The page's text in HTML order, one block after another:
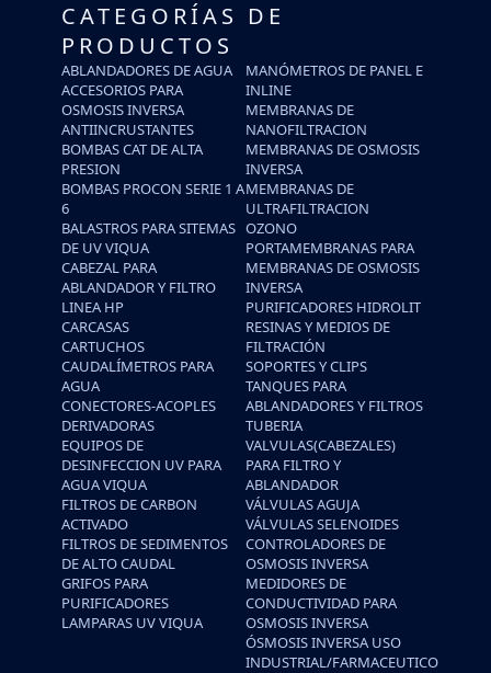
CATEGORÍAS DE
PRODUCTOS
ABLANDADORES DE AGUA
ACCESORIOS PARA
OSMOSIS INVERSA
ANTIINCRUSTANTES
BOMBAS CAT DE ALTA
PRESION
BOMBAS PROCON SERIE 1 A
6
BALASTROS PARA SITEMAS
DE UV VIQUA
CABEZAL PARA
ABLANDADOR Y FILTRO
LINEA HP
CARCASAS
CARTUCHOS
CAUDALÍMETROS PARA
AGUA
CONECTORES-ACOPLES
DERIVADORAS
EQUIPOS DE
DESINFECCION UV PARA
AGUA VIQUA
FILTROS DE CARBON
ACTIVADO
FILTROS DE SEDIMENTOS
DE ALTO CAUDAL
GRIFOS PARA
PURIFICADORES
LAMPARAS UV VIQUA
MANÓMETROS DE PANEL E
INLINE
MEMBRANAS DE
NANOFILTRACION
MEMBRANAS DE OSMOSIS
INVERSA
MEMBRANAS DE
ULTRAFILTRACION
OZONO
PORTAMEMBRANAS PARA
MEMBRANAS DE OSMOSIS
INVERSA
PURIFICADORES HIDROLIT
RESINAS Y MEDIOS DE
FILTRACIÓN
SOPORTES Y CLIPS
TANQUES PARA
ABLANDADORES Y FILTROS
TUBERIA
VALVULAS(CABEZALES)
PARA FILTRO Y
ABLANDADOR
VÁLVULAS AGUJA
VÁLVULAS SELENOIDES
CONTROLADORES DE
OSMOSIS INVERSA
MEDIDORES DE
CONDUCTIVIDAD PARA
OSMOSIS INVERSA
ÓSMOSIS INVERSA USO
INDUSTRIAL/FARMACEUTICO